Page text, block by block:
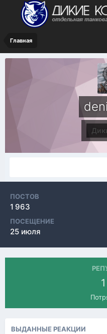
Главная
ПОСТОВ
1 963
ПОСЕЩЕНИЕ
25 июля
ВЫДАННЫЕ РЕАКЦИИ